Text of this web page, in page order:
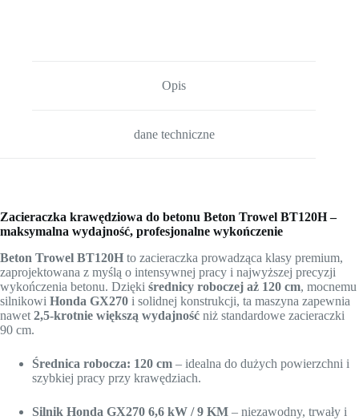
Opis
dane techniczne
Zacieraczka krawędziowa do betonu Beton Trowel BT120H –
maksymalna wydajność, profesjonalne wykończenie
Beton Trowel BT120H to zacieraczka prowadząca klasy premium,
zaprojektowana z myślą o intensywnej pracy i najwyższej precyzji
wykończenia betonu. Dzięki średnicy roboczej aż 120 cm, mocnemu
silnikowi Honda GX270 i solidnej konstrukcji, ta maszyna zapewnia
nawet 2,5-krotnie większą wydajność niż standardowe zacieraczki
90 cm.
Średnica robocza: 120 cm – idealna do dużych powierzchni i
szybkiej pracy przy krawędziach.
Silnik Honda GX270 6,6 kW / 9 KM – niezawodny, trwały i